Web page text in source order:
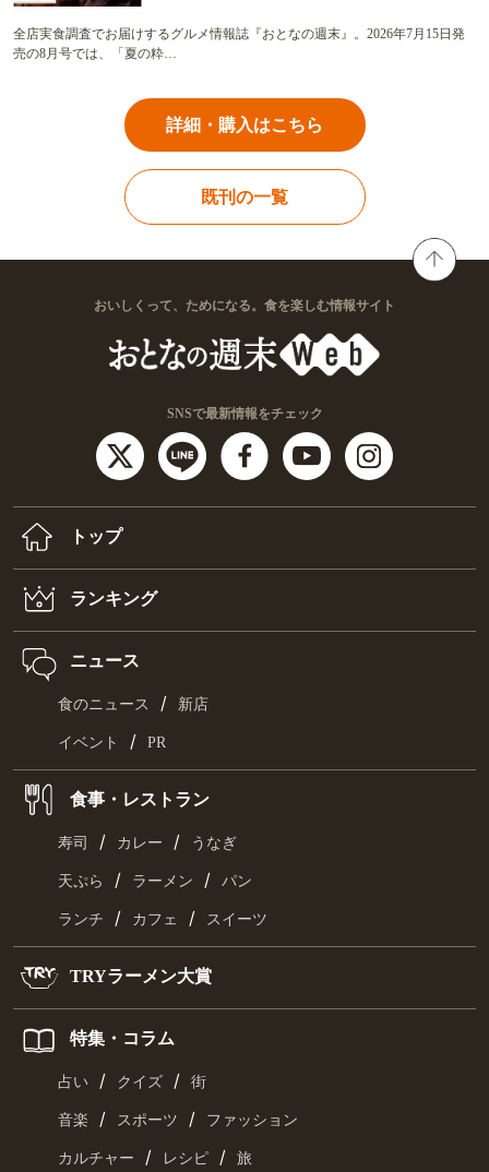
全店実食調査でお届けするグルメ情報誌『おとなの週末』。2026年7月15日発
売の8月号では、「夏の粋…
詳細・購入はこちら
既刊の一覧
おいしくって、ためになる。食を楽しむ情報サイト
SNSで最新情報をチェック
トップ
ランキング
ニュース
食のニュース / 新店
イベント / PR
食事・レストラン
寿司 / カレー / うなぎ
天ぷら / ラーメン / パン
ランチ / カフェ / スイーツ
TRYラーメン大賞
特集・コラム
占い / クイズ / 街
音楽 / スポーツ / ファッション
カルチャー / レシピ / 旅